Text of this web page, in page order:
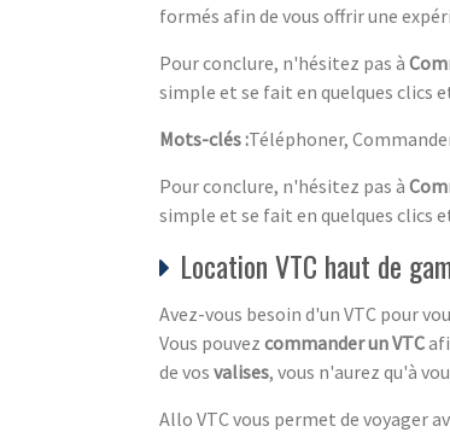
formés afin de vous offrir une
Pour conclure, n'hésitez pas à
simple et se fait en quelques clics
Mots-clés :Téléphoner,
Pour conclure, n'hésitez pas à
simple et se fait en quelques clics
Location VTC haut de
Avez-vous besoin d'un VTC pour
Vous pouvez commander un VTC
de vos valises, vous n'aurez qu'à
Allo VTC vous permet de voyager